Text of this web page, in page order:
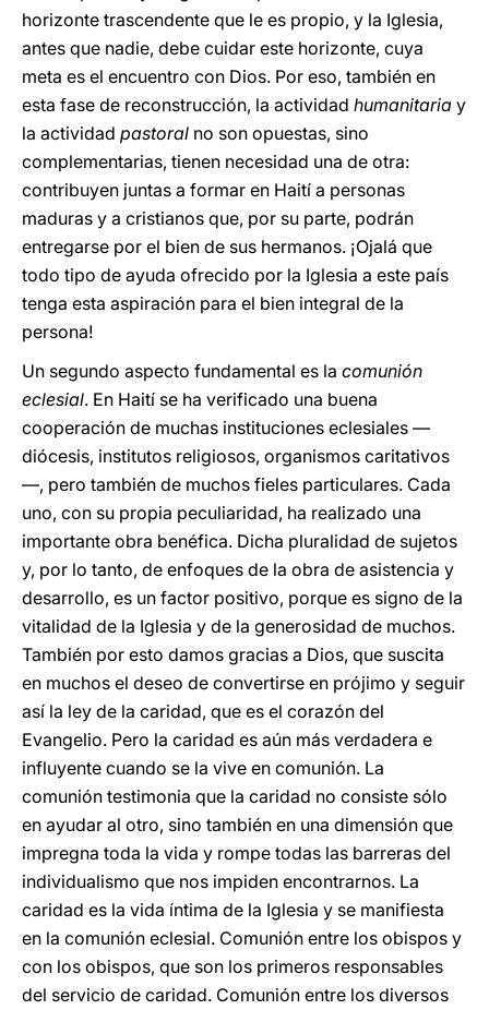
horizonte trascendente que le es propio, y la Iglesia,
antes que nadie, debe cuidar este horizonte, cuya
meta es el encuentro con Dios. Por eso, también en
esta fase de reconstrucción, la actividad humanitaria y
la actividad pastoral no son opuestas, sino
complementarias, tienen necesidad una de otra:
contribuyen juntas a formar en Haití a personas
maduras y a cristianos que, por su parte, podrán
entregarse por el bien de sus hermanos. ¡Ojalá que
todo tipo de ayuda ofrecido por la Iglesia a este país
tenga esta aspiración para el bien integral de la
persona!
Un segundo aspecto fundamental es la comunión
eclesial. En Haití se ha verificado una buena
cooperación de muchas instituciones eclesiales —
diócesis, institutos religiosos, organismos caritativos
—, pero también de muchos fieles particulares. Cada
uno, con su propia peculiaridad, ha realizado una
importante obra benéfica. Dicha pluralidad de sujetos
y, por lo tanto, de enfoques de la obra de asistencia y
desarrollo, es un factor positivo, porque es signo de la
vitalidad de la Iglesia y de la generosidad de muchos.
También por esto damos gracias a Dios, que suscita
en muchos el deseo de convertirse en prójimo y seguir
así la ley de la caridad, que es el corazón del
Evangelio. Pero la caridad es aún más verdadera e
influyente cuando se la vive en comunión. La
comunión testimonia que la caridad no consiste sólo
en ayudar al otro, sino también en una dimensión que
impregna toda la vida y rompe todas las barreras del
individualismo que nos impiden encontrarnos. La
caridad es la vida íntima de la Iglesia y se manifiesta
en la comunión eclesial. Comunión entre los obispos y
con los obispos, que son los primeros responsables
del servicio de caridad. Comunión entre los diversos